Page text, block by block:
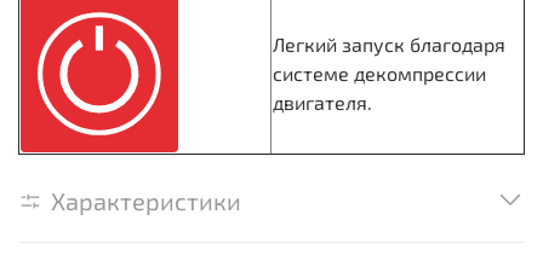
Легкий запуск благодаря
системе декомпрессии
двигателя.
Характеристики